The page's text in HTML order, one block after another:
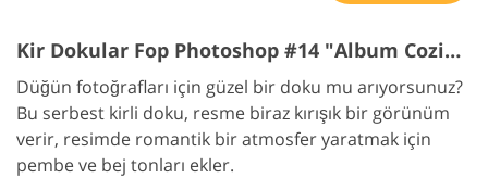
Kir Dokular Fop Photoshop #14 "Album Coziness"
Düğün fotoğrafları için güzel bir doku mu arıyorsunuz?
Bu serbest kirli doku, resme biraz kırışık bir görünüm
verir, resimde romantik bir atmosfer yaratmak için
pembe ve bej tonları ekler.